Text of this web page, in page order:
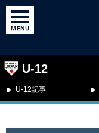
U-12
U-12記事